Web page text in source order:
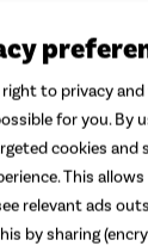
to privacy
for you. By
cookies and
This
relevant ads
by sharing